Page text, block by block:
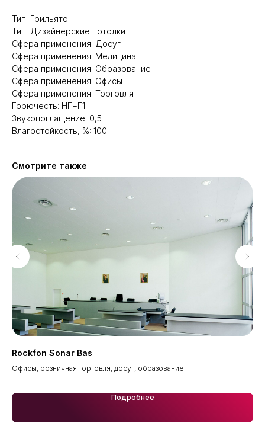
Тип: Грильято
Тип: Дизайнерские потолки
Сфера применения: Досуг
Сфера применения: Медицина
Сфера применения: Образование
Сфера применения: Офисы
Сфера применения: Торговля
Горючесть: НГ+Г1
Звукопоглащение: 0,5
Влагостойкость, %: 100
Смотрите также
Rockfon Sonar Bas
Офисы, розничная торговля, досуг, образование
Подробнее